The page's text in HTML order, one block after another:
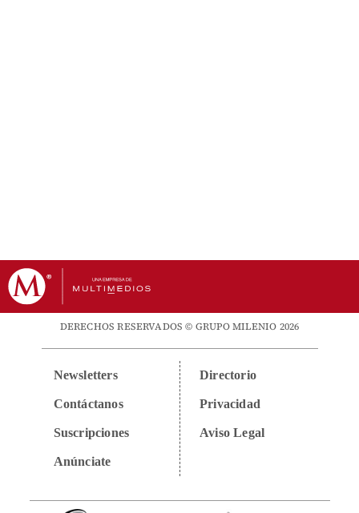
DERECHOS RESERVADOS © GRUPO MILENIO 2026
Newsletters
Contáctanos
Suscripciones
Anúnciate
Directorio
Privacidad
Aviso Legal